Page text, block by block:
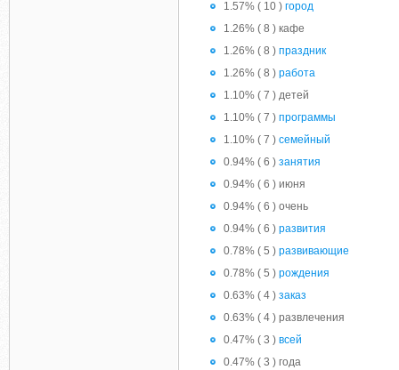
1.57% ( 10 ) город
1.26% ( 8 ) кафе
1.26% ( 8 ) праздник
1.26% ( 8 ) работа
1.10% ( 7 ) детей
1.10% ( 7 ) программы
1.10% ( 7 ) семейный
0.94% ( 6 ) занятия
0.94% ( 6 ) июня
0.94% ( 6 ) очень
0.94% ( 6 ) развития
0.78% ( 5 ) развивающие
0.78% ( 5 ) рождения
0.63% ( 4 ) заказ
0.63% ( 4 ) развлечения
0.47% ( 3 ) всей
0.47% ( 3 ) года